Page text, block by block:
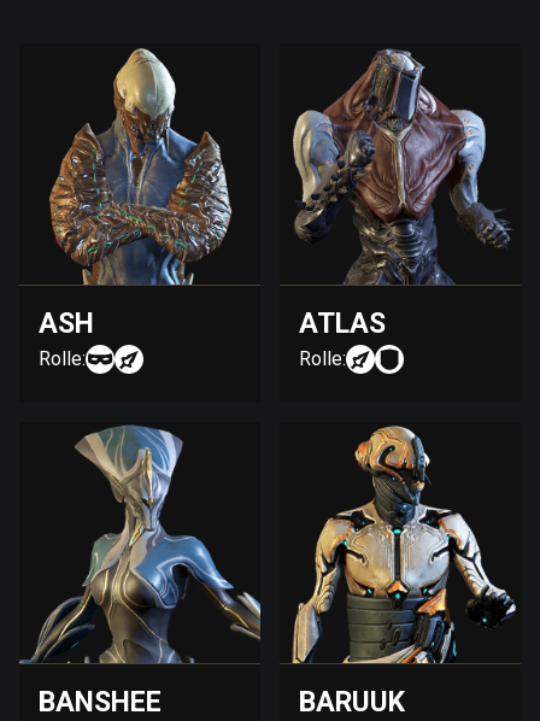
ASH
Rolle:
ATLAS
Rolle:
BANSHEE BARUUK